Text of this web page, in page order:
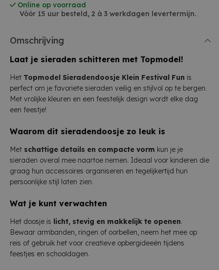
Online op voorraad
Vóór 15 uur besteld, 2 à 3 werkdagen levertermijn.
Omschrijving
Laat je sieraden schitteren met Topmodel!
Het Topmodel Sieradendoosje Klein Festival Fun is
perfect om je favoriete sieraden veilig en stijlvol op te bergen.
Met vrolijke kleuren en een feestelijk design wordt elke dag
een feestje!
Waarom dit sieradendoosje zo leuk is
Met schattige details en compacte vorm kun je je
sieraden overal mee naartoe nemen. Ideaal voor kinderen die
graag hun accessoires organiseren en tegelijkertijd hun
persoonlijke stijl laten zien.
Wat je kunt verwachten
Het doosje is licht, stevig en makkelijk te openen.
Bewaar armbanden, ringen of oorbellen, neem het mee op
reis of gebruik het voor creatieve opbergideeën tijdens
feestjes en schooldagen.